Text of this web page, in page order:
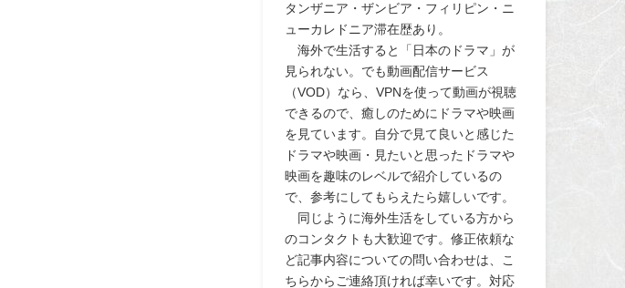
タンザニア・ザンビア・フィリピン・ニ
ューカレドニア滞在歴あり。
海外で生活すると「日本のドラマ」が
見られない。でも動画配信サービス
（VOD）なら、VPNを使って動画が視聴
できるので、癒しのためにドラマや映画
を見ています。自分で見て良いと感じた
ドラマや映画・見たいと思ったドラマや
映画を趣味のレベルで紹介しているの
で、参考にしてもらえたら嬉しいです。
同じように海外生活をしている方から
のコンタクトも大歓迎です。修正依頼な
ど記事内容についての問い合わせは、こ
ちらからご連絡頂ければ幸いです。対応